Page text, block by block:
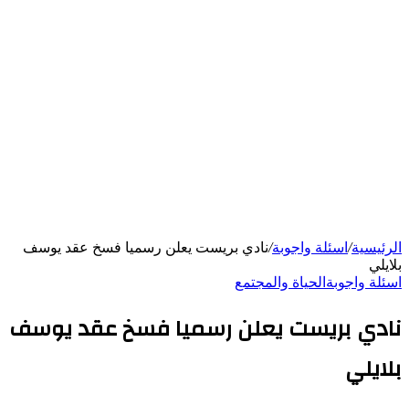
الرئيسية/ اسئلة واجوبة/نادي بريست يعلن رسميا فسخ عقد يوسف
بلايلي
اسئلة واجوبة الحياة والمجتمع
نادي بريست يعلن رسميا فسخ عقد يوسف
بلايلي